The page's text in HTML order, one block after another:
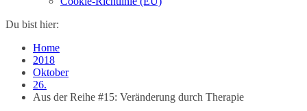
Du bist hier:
Home
2018
Oktober
26.
Aus der Reihe #15: Veränderung durch Therapie